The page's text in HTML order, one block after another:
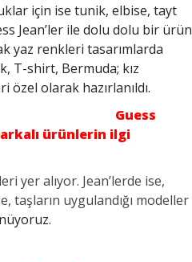
için ise tunik, elbise, tayt
Jean’ler ile dolu dolu bir ürün
yaz renkleri tasarımlarda
T-shirt, Bermuda; kız
olarak hazırlanıldı.
Guess
ürünlerin ilgi
yer alıyor. Jean’lerde ise,
taşların uygulandığı modeller